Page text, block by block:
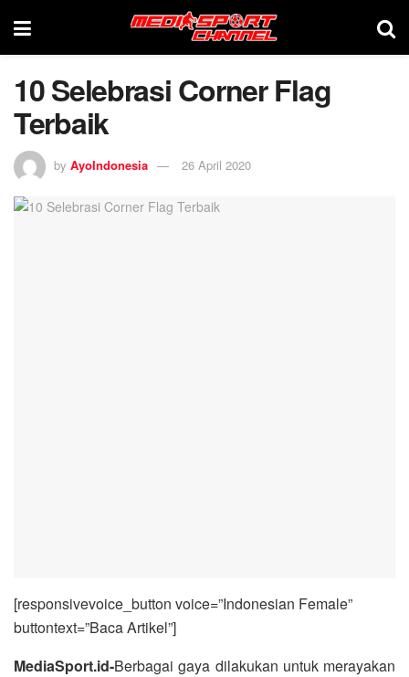
10 Selebrasi Corner Flag
Terbaik
by AyoIndonesia 26 April 2020
[responsivevoice_button voice=”Indonesian Female”
buttontext=”Baca Artikel”]
MediaSport.id-Berbagai gaya dilakukan untuk merayakan